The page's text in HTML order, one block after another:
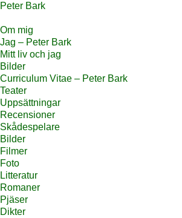
Peter Bark
Om mig
Jag – Peter Bark
Mitt liv och jag
Bilder
Curriculum Vitae – Peter Bark
Teater
Uppsättningar
Recensioner
Skådespelare
Bilder
Filmer
Foto
Litteratur
Romaner
Pjäser
Dikter